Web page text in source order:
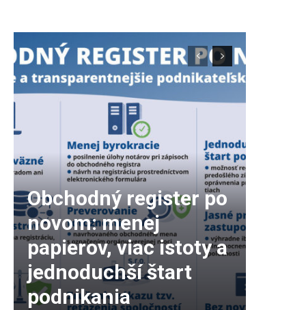
Obchodný register po
novom: menej
papierov, viac istoty a
jednoduchší štart
podnikania